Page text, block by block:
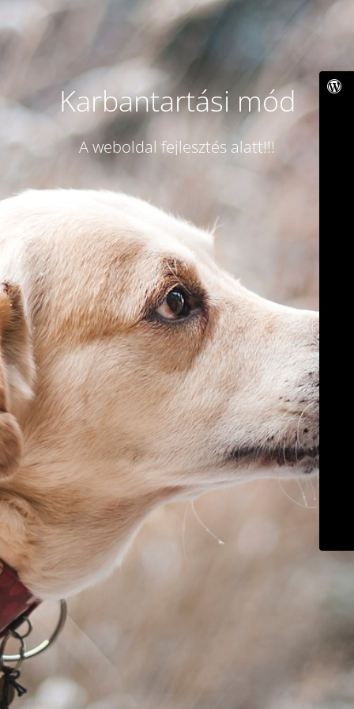
Karbantartási mód
A weboldal fejlesztés alatt!!!